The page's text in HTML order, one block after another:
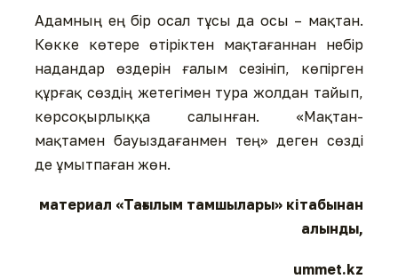
Адамның ең бір осал тұсы да осы – мақтан.
Көкке көтере өтіріктен мақтағаннан небір
надандар өздерін ғалым сезініп, көпірген
құрғақ сөздің жетегімен тура жолдан тайып,
көрсоқырлыққа салынған. «Мақтан-
мақтамен бауыздағанмен тең» деген сөзді
де ұмытпаған жөн.
материал «Тағылым тамшылары» кітабынан
алынды,
ummet.kz